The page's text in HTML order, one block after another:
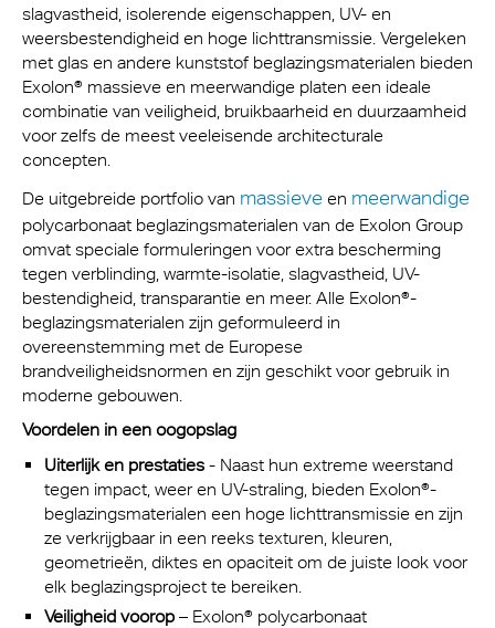
slagvastheid, isolerende eigenschappen, UV- en
weersbestendigheid en hoge lichttransmissie. Vergeleken
met glas en andere kunststof beglazingsmaterialen bieden
Exolon® massieve en meerwandige platen een ideale
combinatie van veiligheid, bruikbaarheid en duurzaamheid
voor zelfs de meest veeleisende architecturale
concepten.
De uitgebreide portfolio van massieve en meerwandige
polycarbonaat beglazingsmaterialen van de Exolon Group
omvat speciale formuleringen voor extra bescherming
tegen verblinding, warmte-isolatie, slagvastheid, UV-
bestendigheid, transparantie en meer. Alle Exolon®-
beglazingsmaterialen zijn geformuleerd in
overeenstemming met de Europese
brandveiligheidsnormen en zijn geschikt voor gebruik in
moderne gebouwen.
Voordelen in een oogopslag
Uiterlijk en prestaties - Naast hun extreme weerstand
tegen impact, weer en UV-straling, bieden Exolon®-
beglazingsmaterialen een hoge lichttransmissie en zijn
ze verkrijgbaar in een reeks texturen, kleuren,
geometrieën, diktes en opaciteit om de juiste look voor
elk beglazingsproject te bereiken.
Veiligheid voorop – Exolon® polycarbonaat